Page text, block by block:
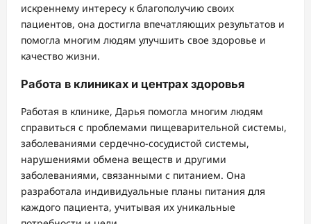
искреннему интересу к благополучию своих
пациентов, она достигла впечатляющих результатов и
помогла многим людям улучшить свое здоровье и
качество жизни.
Работа в клиниках и центрах здоровья
Работая в клинике, Дарья помогла многим людям
справиться с проблемами пищеварительной системы,
заболеваниями сердечно-сосудистой системы,
нарушениями обмена веществ и другими
заболеваниями, связанными с питанием. Она
разработала индивидуальные планы питания для
каждого пациента, учитывая их уникальные